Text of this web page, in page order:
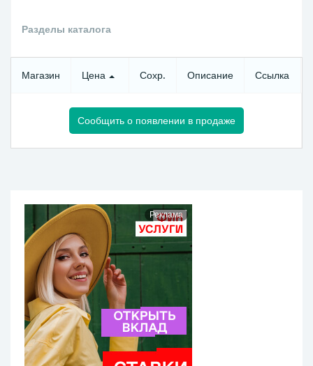
Разделы каталога
Магазин Цена Сохр. Описание Ссылка
Сообщить о появлении в продаже
Реклама